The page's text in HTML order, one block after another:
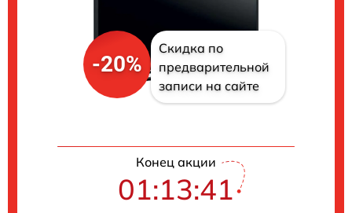
-20%
Скидка по
предварительной
записи на сайте
Конец акции
01:13:40